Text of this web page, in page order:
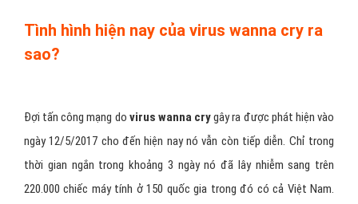
Tình hình hiện nay của virus wanna cry ra
sao?
Đợi tấn công mạng do virus wanna crygây ra được phát hiện vào
ngày 12/5/2017 cho đến hiện nay nó vẫn còn tiếp diễn. Chỉ trong
thời gian ngắn trong khoảng 3 ngày nó đã lây nhiễm sang trên
220.000 chiếc máy tính ở 150 quốc gia trong đó có cả Việt Nam.